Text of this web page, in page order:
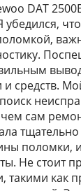
DAT
и средств.
сам
поломки,
Не стоит
как